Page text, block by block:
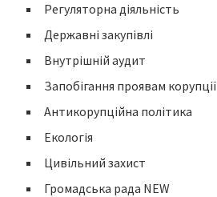
Регуляторна діяльність
Державні закупівлі
Внутрішній аудит
Запобігання проявам корупції
Антикорупційна політика
Екологія
Цивільний захист
Громадська рада NEW